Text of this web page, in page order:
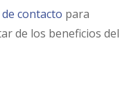
contacto para
de los beneficios del